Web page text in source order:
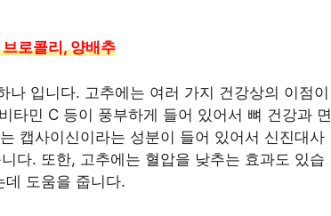
로콜리, 양배추
나 입니다. 고추에는 여러 가지 건강상의 이점이
타민 C 등이 풍부하게 들어 있어서 뼈 건강과 면
캡사이신이라는 성분이 들어 있어서 신진대사
다. 또한, 고추에는 혈압을 낮추는 효과도 있습
데 도움을 줍니다.